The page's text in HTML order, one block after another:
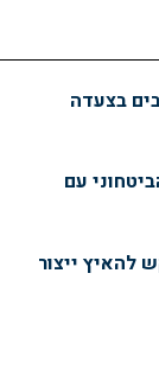
בצעדה
עם
בפנטגון ביקש להאיץ ייצור